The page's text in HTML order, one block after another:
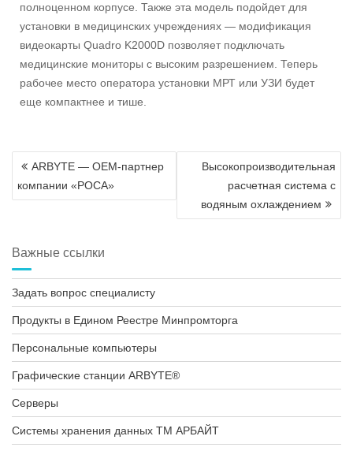
полноценном корпусе. Также эта модель подойдет для
установки в медицинских учреждениях — модификация
видеокарты Quadro K2000D позволяет подключать
медицинские мониторы с высоким разрешением. Теперь
рабочее место оператора установки МРТ или УЗИ будет
еще компактнее и тише.
Навигация
записям
ARBYTE — ОЕМ-партнер
компании «РОСА»
Высокопроизводительная
расчетная система с
водяным охлаждением
Важные ссылки
Задать вопрос специалисту
Продукты в Едином Реестре Минпромторга
Персональные компьютеры
Графические станции ARBYTE®
Серверы
Системы хранения данных ТМ АРБАЙТ